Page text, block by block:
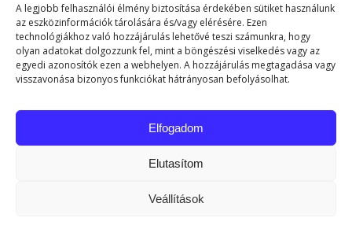
A legjobb felhasználói élmény biztosítása érdekében sütiket használunk
az eszközinformációk tárolására és/vagy elérésére. Ezen
technológiákhoz való hozzájárulás lehetővé teszi számunkra, hogy
olyan adatokat dolgozzunk fel, mint a böngészési viselkedés vagy az
egyedi azonosítók ezen a webhelyen. A hozzájárulás megtagadása vagy
visszavonása bizonyos funkciókat hátrányosan befolyásolhat.
Elfogadom
Elutasítom
Veállítások
FACEBOOK